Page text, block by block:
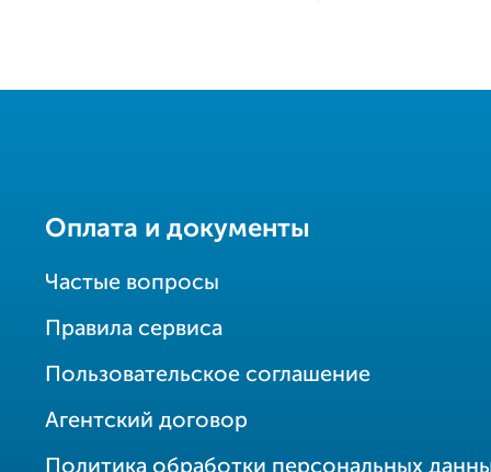
Оплата и документы
Частые вопросы
Правила сервиса
Пользовательское соглашение
Агентский договор
Политика обработки персональных